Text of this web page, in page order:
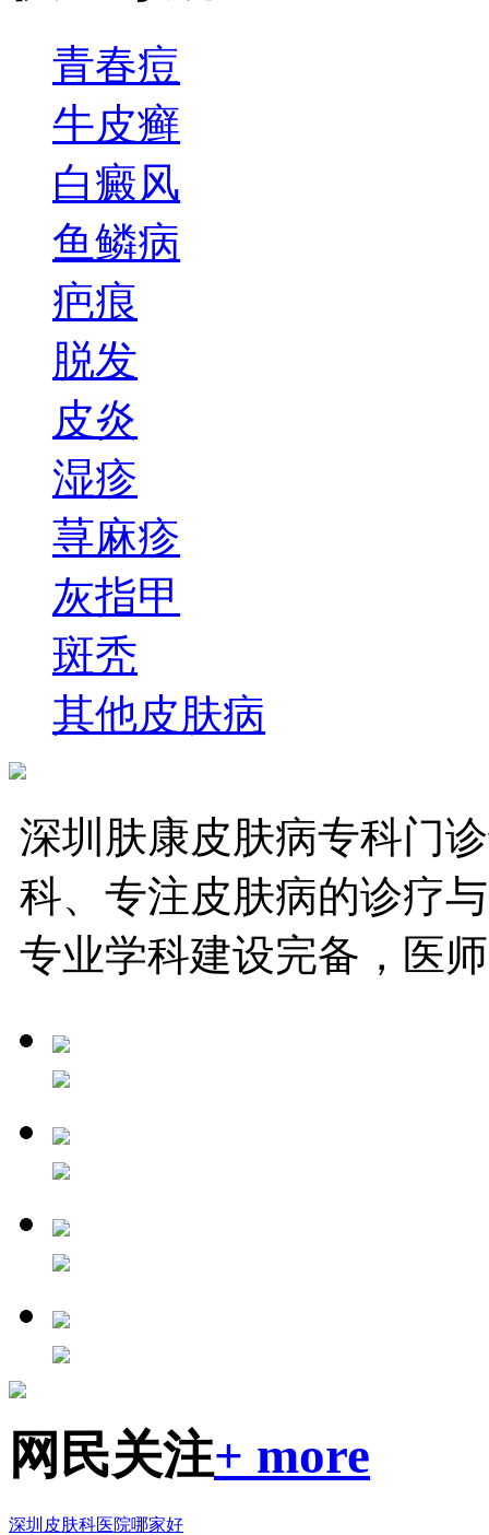
青春痘
牛皮癣
白癜风
鱼鳞病
疤痕
脱发
皮炎
湿疹
荨麻疹
灰指甲
斑秃
其他皮肤病
深圳肤康皮肤病专科门
科、专注皮肤病的诊疗
专业学科建设完备，医
网民关注+ more
深圳皮肤科医院哪家好